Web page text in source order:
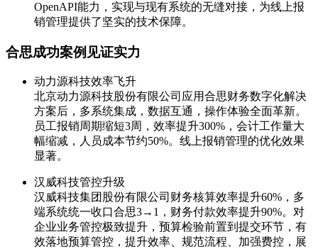
OpenAPI能力，实现与现有系统的无缝对接，为线上报
销管理提供了坚实的技术保障。
合思成功案例见证实力
动力源科技效率飞升
北京动力源科技股份有限公司应用合思财务数字化解决
方案后，多系统集成，数据互通，操作体验全面革新。
员工报销周期缩短3周，效率提升300%，会计工作量大
幅缩减，人员成本节约50%。线上报销管理的优化效果
显著。
汉威科技管控升级
汉威科技集团股份有限公司财务核算效率提升60%，多
端系统统一收口合思3→1，财务付款效率提升90%。对
企业业务管控极致提升，预算检验前置到提交环节，有
效落地预算管控，提升效率、规范流程、加强费控，展